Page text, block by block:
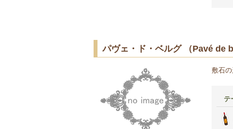
パヴェ・ド・ベルグ （Pavé de
敷石の
テ